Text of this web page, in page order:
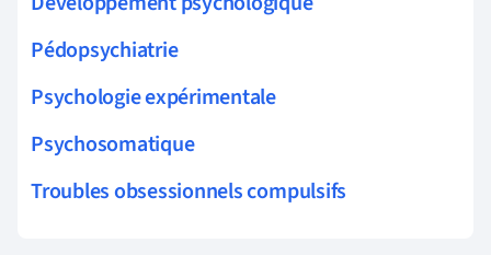
Pédopsychiatrie
Psychologie expérimentale
Psychosomatique
Troubles obsessionnels compulsifs